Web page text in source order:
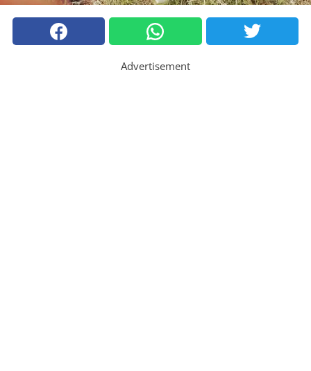
Advertisement